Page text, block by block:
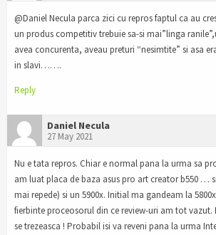
@Daniel Necula parca zici cu repros faptul ca au
un produs competitiv trebuie sa-si mai”linga
avea concurenta, aveau preturi “nesimtite” si asa
in slavi…….
Reply
Daniel Necula
27 May 2021
Nu e tata repros. Chiar e normal pana la urma sa
am luat placa de baza asus pro art creator b550 …
mai repede) si un 5900x. Initial ma gandeam la
fierbinte proceosorul din ce review-uri am tot vazut.
se trezeasca ! Probabil isi va reveni pana la urma